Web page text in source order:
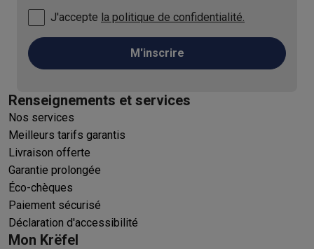
J'accepte la politique de confidentialité.
M'inscrire
Renseignements et services
Nos services
Meilleurs tarifs garantis
Livraison offerte
Garantie prolongée
Éco-chèques
Paiement sécurisé
Déclaration d'accessibilité
Mon Krëfel